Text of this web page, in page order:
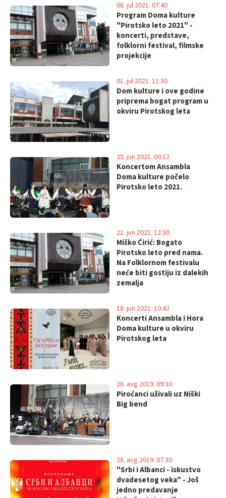
Program Doma kulture
"Pirotsko leto 2021" -
koncerti, predstave,
folklorni festival, filmske
projekcije
08. jul 2021. 07:40
Dom kulture i ove godine
priprema bogat program u
okviru Pirotskog leta
01. jul 2021. 11:30
Koncertom Ansambla
Doma kulture počelo
Pirotsko leto 2021.
25. jun 2021. 00:12
Miško Ćirić: Bogato
Pirotsko leto pred nama.
Na Folklornom festivalu
neće biti gostiju iz dalekih
zemalja
21. jun 2021. 12:30
Koncerti Ansambla i Hora
Doma kulture u okviru
Pirotskog leta
18. jun 2021. 10:42
Piroćanci uživali uz Niški
Big bend
28. avg 2019. 09:30
"Srbi i Albanci - iskustvo
dvadesetog veka" - Još
jedno predavanje
28. avg 2019. 07:30